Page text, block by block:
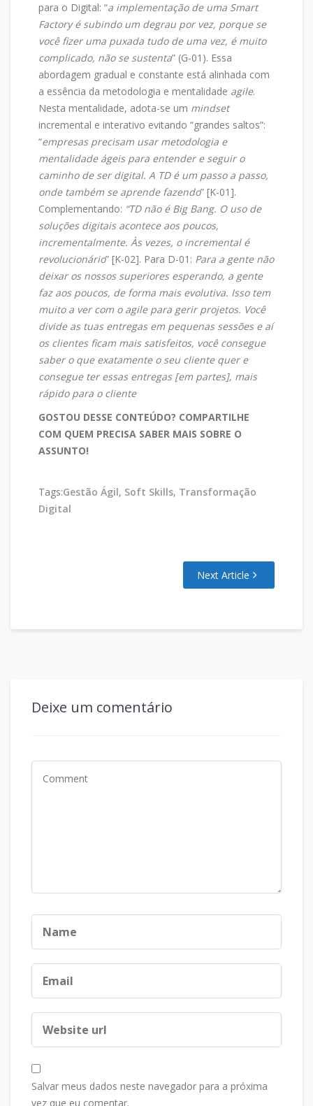
para o Digital: “a implementação de uma Smart
Factory é subindo um degrau por vez, porque se
você fizer uma puxada tudo de uma vez, é muito
complicado, não se sustenta” (G-01). Essa
abordagem gradual e constante está alinhada com
a essência da metodologia e mentalidade agile.
Nesta mentalidade, adota-se um mindset
incremental e interativo evitando “grandes saltos”:
“empresas precisam usar metodologia e
mentalidade ágeis para entender e seguir o
caminho de ser digital. A TD é um passo a passo,
onde também se aprende fazendo” [K-01].
Complementando: “TD não é Big Bang. O uso de
soluções digitais acontece aos poucos,
incrementalmente. Às vezes, o incremental é
revolucionário” [K-02]. Para D-01: Para a gente não
deixar os nossos superiores esperando, a gente
faz aos poucos, de forma mais evolutiva. Isso tem
muito a ver com o agile para gerir projetos. Você
divide as tuas entregas em pequenas sessões e aí
os clientes ficam mais satisfeitos, você consegue
saber o que exatamente o seu cliente quer e
consegue ter essas entregas [em partes], mais
rápido para o cliente
GOSTOU DESSE CONTEÚDO? COMPARTILHE
COM QUEM PRECISA SABER MAIS SOBRE O
ASSUNTO!
Tags:Gestão Ágil, Soft Skills, Transformação
Digital
Next Article
Deixe um comentário
Salvar meus dados neste navegador para a próxima
vez que eu comentar.